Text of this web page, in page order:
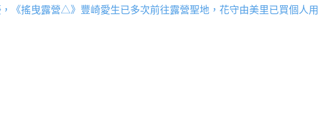
《搖曳露營△》豐崎愛生已多次前往露營聖地，花守由美里已買個人用